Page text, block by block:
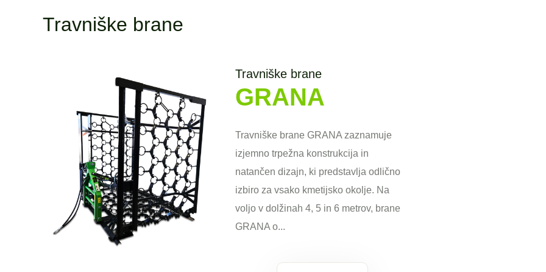
Travniške brane
Travniške brane
GRANA
Travniške brane GRANA zaznamuje
izjemno trpežna konstrukcija in
natančen dizajn, ki predstavlja odlično
izbiro za vsako kmetijsko okolje. Na
voljo v dolžinah 4, 5 in 6 metrov, brane
GRANA o...